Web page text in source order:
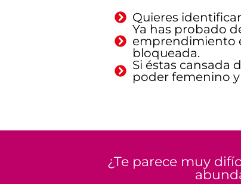
Quieres
Ya has probado
emprendimiento
bloqueada.
Si éstas cansada
poder femenino
¿Te parece muy